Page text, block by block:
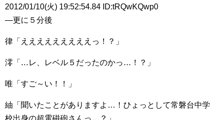
2012/01/10(火) 19:52:54.84 ID:tRQwKQwp0
―更に５分後
律「えええええええええっ！？」
澪「…レ、レベル５だったのかっ…！？」
唯「すご～い！！」
紬「聞いたことがありますよ…！ひょっとして常磐台中学
校出身の超電磁砲さんっ…？」